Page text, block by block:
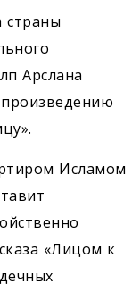
страны
Арслана
Исламом
«Лицом к